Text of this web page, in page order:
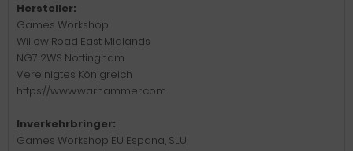
Hersteller:
Games Workshop
Willow Road East Midlands
NG7 2WS Nottingham
Vereinigtes Königreich
https://www.warhammer.com
Inverkehrbringer:
Games Workshop EU Espana, SLU,